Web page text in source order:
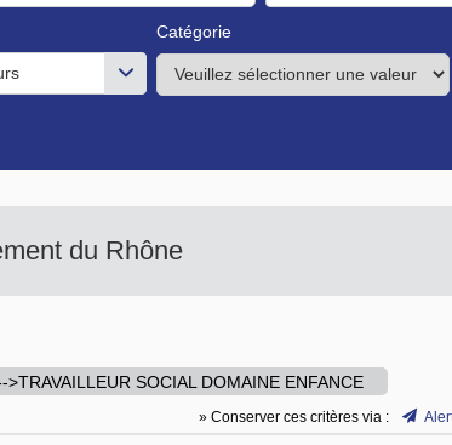
Catégorie
du Rhône
SOCIAL DOMAINE ENFANCE
» Conserver ces critères via :